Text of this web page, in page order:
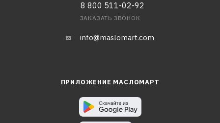
8 800 511-02-92
ЗАКАЗАТЬ ЗВОНОК
info@maslomart.com
ПРИЛОЖЕНИЕ МАСЛОМАРТ